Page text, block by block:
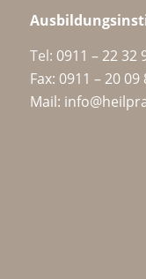
Tel: 0911 – 22 32
Fax: 0911 – 20 09
Mail: